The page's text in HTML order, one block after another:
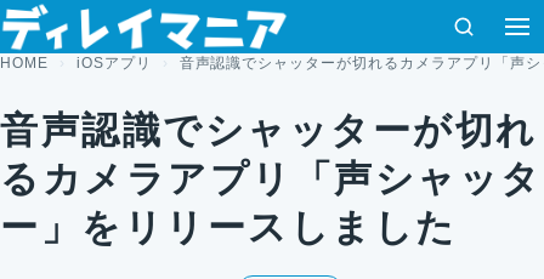
コンテンツへスキップ
検索 メ
HOME iOSアプリ 音声認識でシャッターが切れるカメラアプリ「声
音声認識でシャッターが切れ
るカメラアプリ「声シャッタ
ー」をリリースしました